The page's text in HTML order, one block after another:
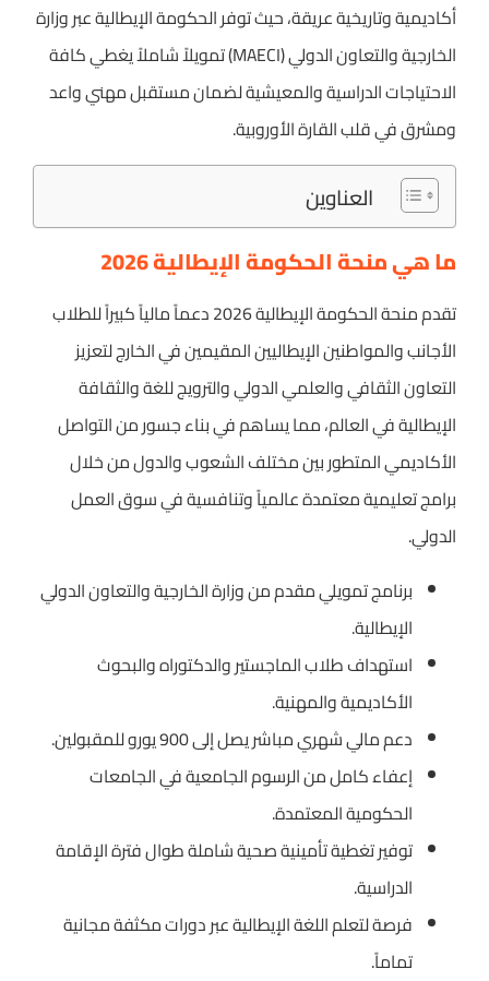
أكاديمية وتاريخية عريقة، حيث توفر الحكومة الإيطالية عبر وزارة
الخارجية والتعاون الدولي (MAECI) تمويلاً شاملاً يغطي كافة
الاحتياجات الدراسية والمعيشية لضمان مستقبل مهني واعد
ومشرق في قلب القارة الأوروبية.
العناوين
ما هي منحة الحكومة الإيطالية 2026
تقدم منحة الحكومة الإيطالية 2026 دعماً مالياً كبيراً للطلاب
الأجانب والمواطنين الإيطاليين المقيمين في الخارج لتعزيز
التعاون الثقافي والعلمي الدولي والترويج للغة والثقافة
الإيطالية في العالم، مما يساهم في بناء جسور من التواصل
الأكاديمي المتطور بين مختلف الشعوب والدول من خلال
برامج تعليمية معتمدة عالمياً وتنافسية في سوق العمل
الدولي.
برنامج تمويلي مقدم من وزارة الخارجية والتعاون الدولي
الإيطالية.
استهداف طلاب الماجستير والدكتوراه والبحوث
الأكاديمية والمهنية.
دعم مالي شهري مباشر يصل إلى 900 يورو للمقبولين.
إعفاء كامل من الرسوم الجامعية في الجامعات
الحكومية المعتمدة.
توفير تغطية تأمينية صحية شاملة طوال فترة الإقامة
الدراسية.
فرصة لتعلم اللغة الإيطالية عبر دورات مكثفة مجانية
تماماً.